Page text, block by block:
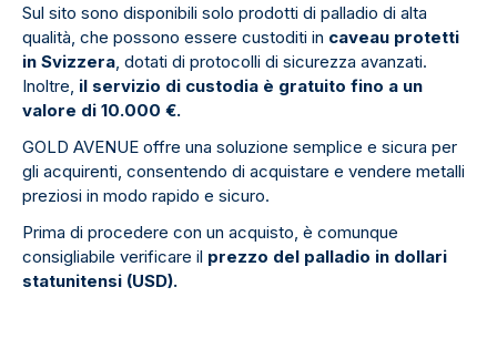
Sul sito sono disponibili solo prodotti di palladio di alta
qualità, che possono essere custoditi in caveau protetti
in Svizzera, dotati di protocolli di sicurezza avanzati.
Inoltre, il servizio di custodia è gratuito fino a un
valore di 10.000 €.
GOLD AVENUE offre una soluzione semplice e sicura per
gli acquirenti, consentendo di acquistare e vendere metalli
preziosi in modo rapido e sicuro.
Prima di procedere con un acquisto, è comunque
consigliabile verificare il prezzo del palladio in dollari
statunitensi (USD).